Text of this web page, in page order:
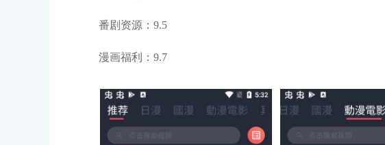
番剧资源：9.5
漫画福利：9.7